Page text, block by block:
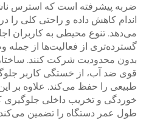
ضربه پیشرفته است که استرس
اندام کاهش داده و راحتی کلی را
می‌دهد. تنوع محیطی به کاربران
گسترده‌تری از فعالیت‌ها از
بدون محدودیت شرکت کنند.
قوی ضد آب، از خستگی کاربر
طبیعی را حفظ می‌کند. علاوه بر
خوردگی و تخریب داخلی جلوگیری
طول عمر دستگاه را تضمین